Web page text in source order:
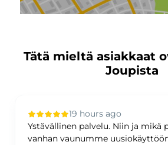
Tätä mieltä asiakkaat
Joupista
19 hours ago
Ystävällinen palvelu. Niin ja mikä
vanhan vaunumme